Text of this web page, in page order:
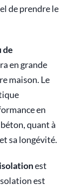
de prendre le
de
en grande
maison. Le
en
quant à
sa longévité.
est
est